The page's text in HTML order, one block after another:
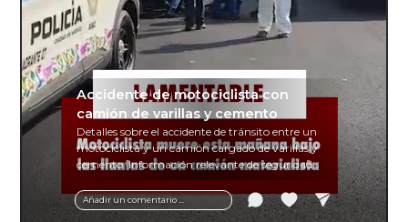
Añadir un comentario ...
Accidente de motociclista con
camión de varillas y cemento
Detalles sobre el accidente de tránsito entre un
motociclista y un camión cargado de varillas y
cemento. Información relevante de seguridad
vial y recomendaciones para motociclistas.